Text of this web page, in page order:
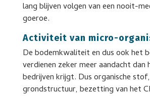
lang blijven volgen van een nooit-
goeroe.
Activiteit van micro-
De bodemkwaliteit en dus ook het
verdienen zeker meer aandacht dan
bedrijven krijgt. Dus organische stof,
grondstructuur, bezetting van het